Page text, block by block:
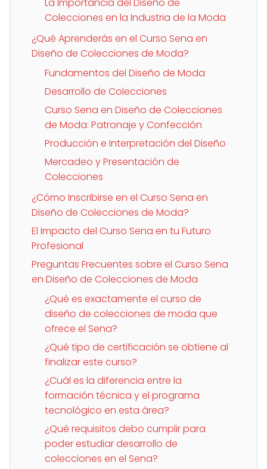
Colecciones en la Industria de la Moda
¿Qué Aprenderás en el Curso Sena en
Diseño de Colecciones de Moda?
Fundamentos del Diseño de Moda
Desarrollo de Colecciones
Curso Sena en Diseño de Colecciones
de Moda: Patronaje y Confección
Producción e Interpretación del Diseño
Mercadeo y Presentación de
Colecciones
¿Cómo Inscribirse en el Curso Sena en
Diseño de Colecciones de Moda?
El Impacto del Curso Sena en tu Futuro
Profesional
Preguntas Frecuentes sobre el Curso Sena
en Diseño de Colecciones de Moda
¿Qué es exactamente el curso de
diseño de colecciones de moda que
ofrece el Sena?
¿Qué tipo de certificación se obtiene al
finalizar este curso?
¿Cuál es la diferencia entre la
formación técnica y el programa
tecnológico en esta área?
¿Qué requisitos debo cumplir para
poder estudiar desarrollo de
colecciones en el Sena?